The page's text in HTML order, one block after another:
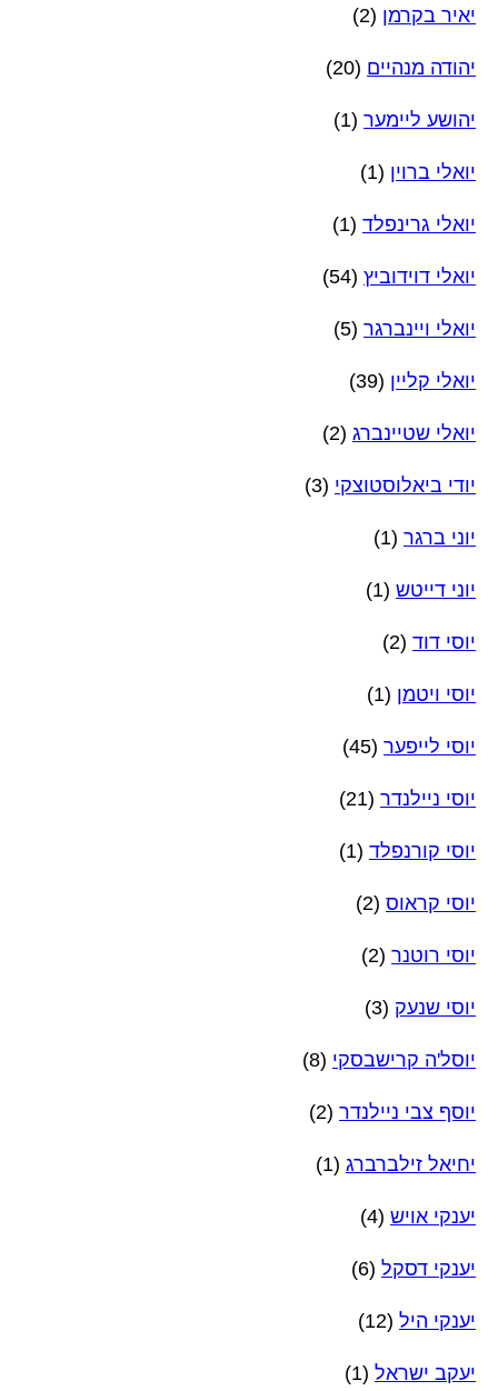
יאיר בקרמן (2)
יהודה מנהיים (20)
יהושע ליימער (1)
יואלי ברוין (1)
יואלי גרינפלד (1)
יואלי דוידוביץ (54)
יואלי ויינברגר (5)
יואלי קליין (39)
יואלי שטיינברג (2)
יודי ביאלוסטוצקי (3)
יוני ברגר (1)
יוני דייטש (1)
יוסי דוד (2)
יוסי ויטמן (1)
יוסי לייפער (45)
יוסי ניילנדר (21)
יוסי קורנפלד (1)
יוסי קראוס (2)
יוסי רוטנר (2)
יוסי שנעק (3)
יוסל'ה קרישבסקי (8)
יוסף צבי ניילנדר (2)
יחיאל זילברברג (1)
יענקי אויש (4)
יענקי דסקל (6)
יענקי היל (12)
יעקב ישראל (1)